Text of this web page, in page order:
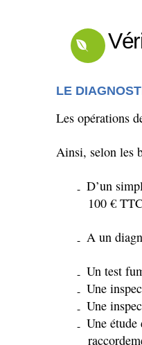
LE
Les opérations
Ainsi, selon les
D’un
100 €
A un
Un test
Une
Une
Une